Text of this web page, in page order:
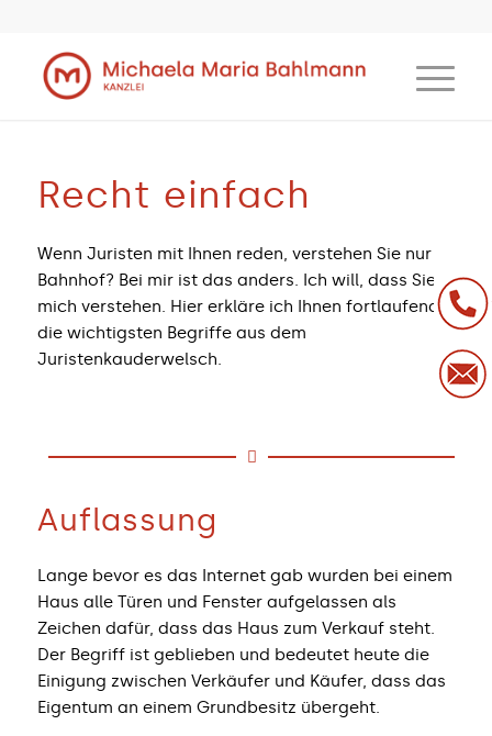
Recht einfach
Wenn Juristen mit Ihnen reden, verstehen Sie nur
Bahnhof? Bei mir ist das anders. Ich will, dass Sie
mich verstehen. Hier erkläre ich Ihnen fortlaufend
die wichtigsten Begriffe aus dem
Juristenkauderwelsch.
Auflassung
Lange bevor es das Internet gab wurden bei einem
Haus alle Türen und Fenster aufgelassen als
Zeichen dafür, dass das Haus zum Verkauf steht.
Der Begriff ist geblieben und bedeutet heute die
Einigung zwischen Verkäufer und Käufer, dass das
Eigentum an einem Grundbesitz übergeht.